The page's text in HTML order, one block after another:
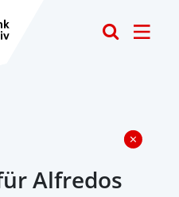
Alfredos